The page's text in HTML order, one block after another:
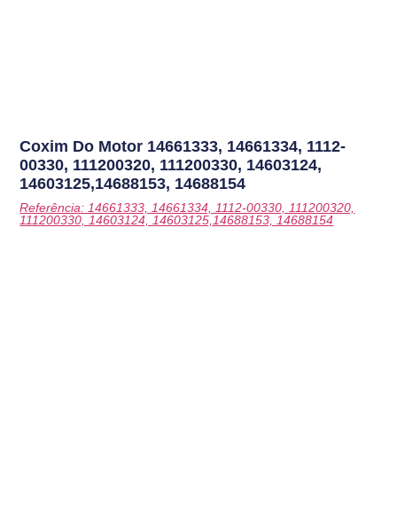
Coxim Do Motor 14661333, 14661334, 1112-
00330, 111200320, 111200330, 14603124,
14603125,14688153, 14688154
Referência: 14661333, 14661334, 1112-00330, 111200320,
111200330, 14603124, 14603125,14688153, 14688154